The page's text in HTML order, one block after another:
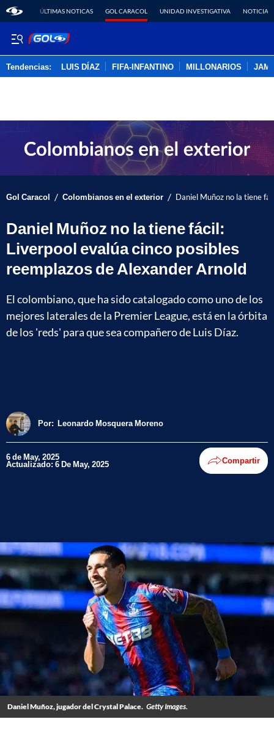
ÚLTIMAS NOTICAS GOL CARACOL UNIDAD INVESTIGATIVA NOTICIAS
Tendencias: LUIS DÍAZ FIFA-INFANTINO MILLONARIOS
Gol Caracol / Colombianos en el exterior / Daniel Muñoz no la tiene
Daniel Muñoz no la tiene fácil:
Liverpool evalúa cinco posibles
reemplazos de Alexander Arnold
El colombiano, que ha sido catalogado como uno de los
mejores laterales de la Premier League, está en la órbita
de los 'reds' para que sea compañero de Luis Díaz.
Por: Leonardo Mosquera Moreno
6 de May, 2025
Actualizado: 6 De May, 2025 Compartir
Daniel Muñoz, jugador del Crystal Palace. Getty Images.